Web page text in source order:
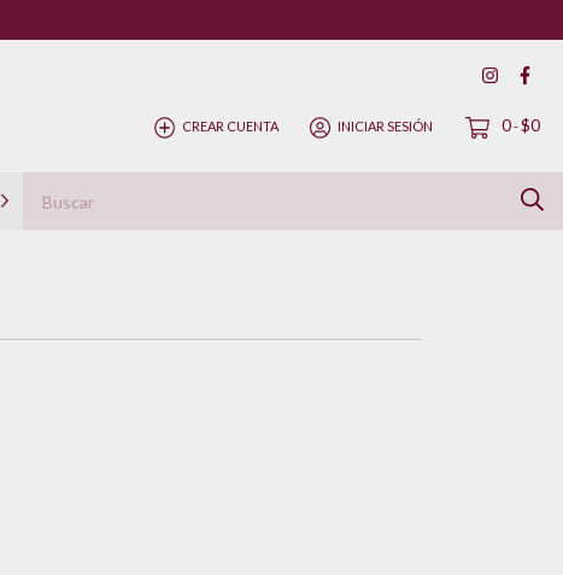
CREAR CUENTA INICIAR SESIÓN 0-$0
Política de Devolución